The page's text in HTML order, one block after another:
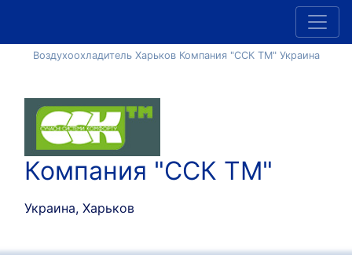
Воздухоохладитель Харьков Компания "ССК ТМ" Украина
Компания "ССК ТМ"
Украина, Харьков